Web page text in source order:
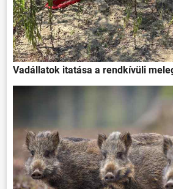
Vadállatok itatása a rendkívüli